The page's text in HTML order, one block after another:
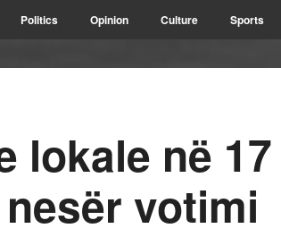
Politics Opinion Culture Sports
lokale në 17
votimi